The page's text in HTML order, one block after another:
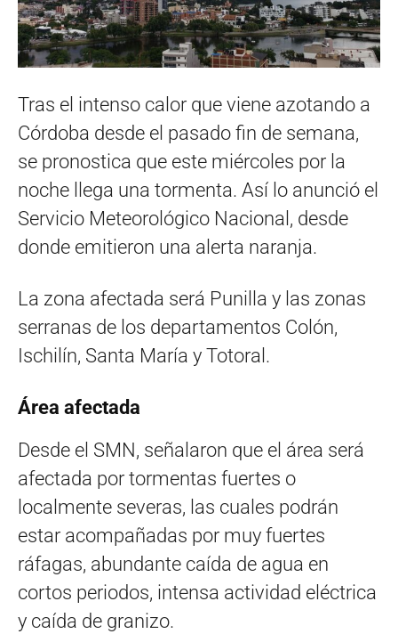
Tras el intenso calor que viene azotando a
Córdoba desde el pasado fin de semana,
se pronostica que este miércoles por la
noche llega una tormenta. Así lo anunció el
Servicio Meteorológico Nacional, desde
donde emitieron una alerta naranja.
La zona afectada será Punilla y las zonas
serranas de los departamentos Colón,
Ischilín, Santa María y Totoral.
Área afectada
Desde el SMN, señalaron que el área será
afectada por tormentas fuertes o
localmente severas, las cuales podrán
estar acompañadas por muy fuertes
ráfagas, abundante caída de agua en
cortos periodos, intensa actividad eléctrica
y caída de granizo.